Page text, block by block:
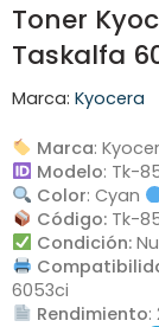
Toner
Taskalfa
Marca: Kyocera
Marca:
Modelo: Tk-
Color: Cyan
Código:Tk-
Condición:
6053ci
Rendimiento: